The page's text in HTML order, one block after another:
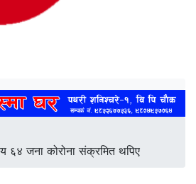
६४ जना कोरोना संक्रमित थपिए